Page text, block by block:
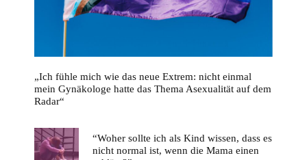
„Ich fühle mich wie das neue Extrem: nicht einmal
mein Gynäkologe hatte das Thema Asexualität auf dem
Radar“
“Woher sollte ich als Kind wissen, dass es
nicht normal ist, wenn die Mama einen